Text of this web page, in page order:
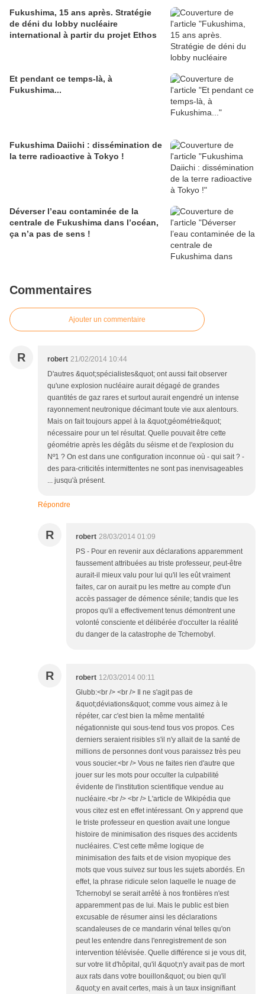
Fukushima, 15 ans après. Stratégie
de déni du lobby nucléaire
international à partir du projet Ethos
Et pendant ce temps-là, à
Fukushima...
Fukushima Daiichi : dissémination de
la terre radioactive à Tokyo !
Déverser l’eau contaminée de la
centrale de Fukushima dans l’océan,
ça n’a pas de sens !
Commentaires
Ajouter un commentaire
R robert 21/02/2014 10:44
D'autres &quot;spécialistes&quot; ont aussi fait observer
qu'une explosion nucléaire aurait dégagé de grandes
quantités de gaz rares et surtout aurait engendré un intense
rayonnement neutronique décimant toute vie aux alentours.
Mais on fait toujours appel à la &quot;géométrie&quot;
nécessaire pour un tel résultat. Quelle pouvait être cette
géométrie après les dégâts du séisme et de l'explosion du
Nº1 ? On est dans une configuration inconnue où - qui sait ? -
des para-criticités intermittentes ne sont pas inenvisageables
... jusqu'à présent.
Répondre
R robert 28/03/2014 01:09
PS - Pour en revenir aux déclarations apparemment
faussement attribuées au triste professeur, peut-être
aurait-il mieux valu pour lui qu'il les eût vraiment
faites, car on aurait pu les mettre au compte d'un
accès passager de démence sénile; tandis que les
propos qu'il a effectivement tenus démontrent une
volonté consciente et délibérée d'occulter la réalité
du danger de la catastrophe de Tchernobyl.
R robert 12/03/2014 00:11
Glubb:<br /> <br /> Il ne s'agit pas de
&quot;déviations&quot; comme vous aimez à le
répéter, car c'est bien la même mentalité
négationniste qui sous-tend tous vos propos. Ces
derniers seraient risibles s'il n'y allait de la santé de
millions de personnes dont vous paraissez très peu
vous soucier.<br /> Vous ne faites rien d'autre que
jouer sur les mots pour occulter la culpabilité
évidente de l'institution scientifique vendue au
nucléaire.<br /> <br /> L'article de Wikipédia que
vous citez est en effet intéressant. On y apprend que
le triste professeur en question avait une longue
histoire de minimisation des risques des accidents
nucléaires. C'est cette même logique de
minimisation des faits et de vision myopique des
mots que vous suivez sur tous les sujets abordés. En
effet, la phrase ridicule selon laquelle le nuage de
Tchernobyl se serait arrêté à nos frontières n'est
apparemment pas de lui. Mais le public est bien
excusable de résumer ainsi les déclarations
scandaleuses de ce mandarin vénal telles qu'on
peut les entendre dans l'enregistrement de son
intervention télévisée. Quelle différence si je vous dit,
sur votre lit d'hôpital, qu'il &quot;n'y avait pas de mort
aux rats dans votre bouillon&quot; ou bien qu'il
&quot;y en avait certes, mais à un taux insignifiant